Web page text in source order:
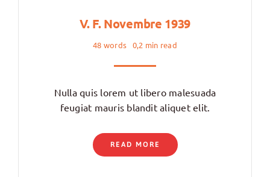
V. F. Novembre 1939
48 words 0,2 min read
Nulla quis lorem ut libero malesuada
feugiat mauris blandit aliquet elit.
READ MORE